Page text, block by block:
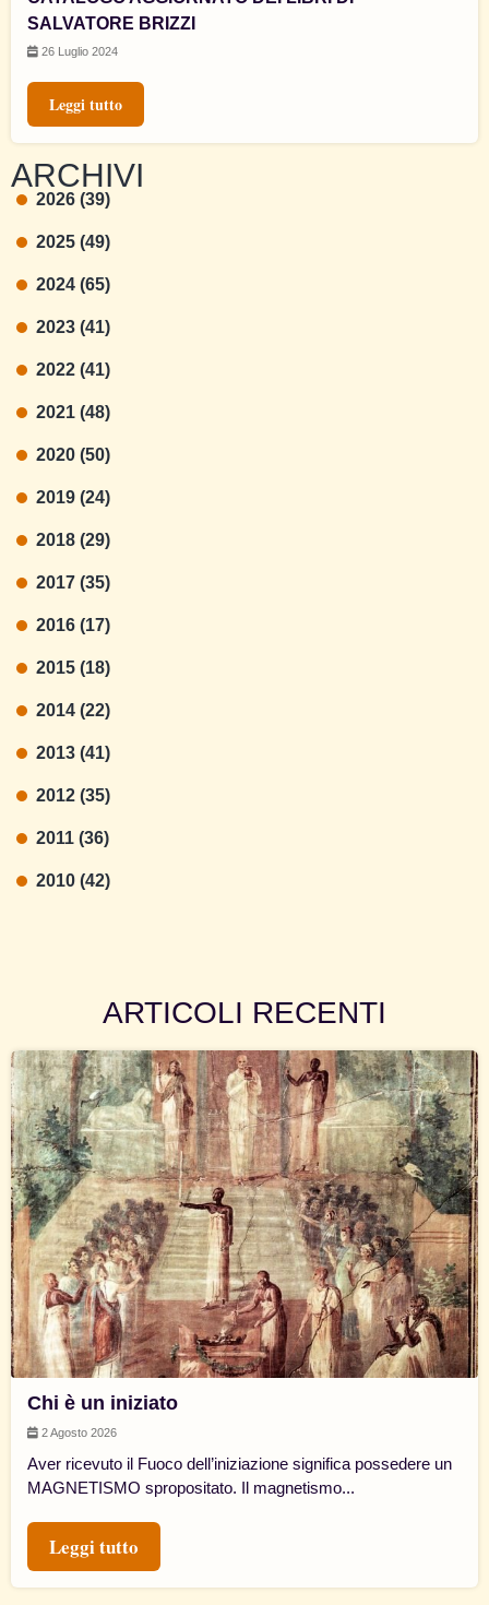
SALVATORE BRIZZI
26 Luglio 2024
Leggi tutto
ARCHIVI
2026 (39)
2025 (49)
2024 (65)
2023 (41)
2022 (41)
2021 (48)
2020 (50)
2019 (24)
2018 (29)
2017 (35)
2016 (17)
2015 (18)
2014 (22)
2013 (41)
2012 (35)
2011 (36)
2010 (42)
ARTICOLI RECENTI
Chi è un iniziato
2 Agosto 2026
Aver ricevuto il Fuoco dell’iniziazione significa possedere un
MAGNETISMO spropositato. Il magnetismo...
Leggi tutto